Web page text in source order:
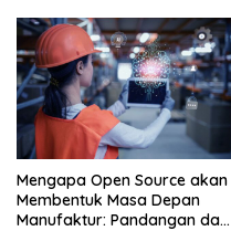
Mengapa Open Source akan
Membentuk Masa Depan
Manufaktur: Pandangan dari